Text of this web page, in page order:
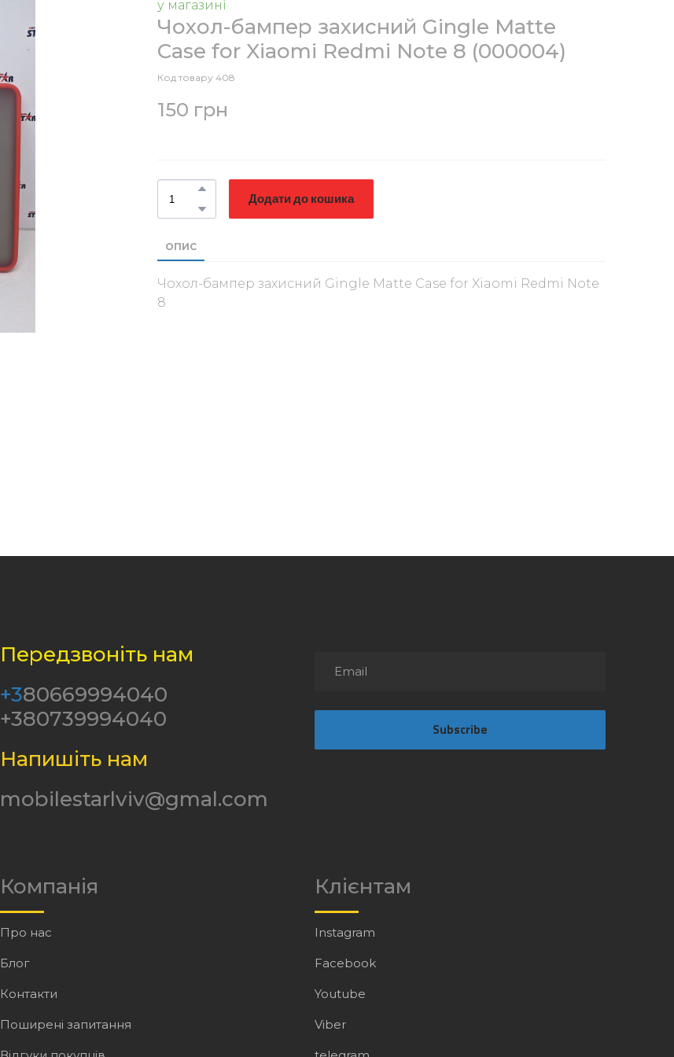
у магазині
Чохол-бампер захисний Gingle Matte
Case for Xiaomi Redmi Note 8 (000004)
Код товару 408
150 грн
Додати до кошика
ОПИС
Чохол-бампер захисний Gingle Matte Case for Xiaomi Redmi Note
8
Передзвоніть нам
+380669994040
+380739994040
Напишіть нам
mobilestarlviv@gmal.com
Subscribe
Компанія
Про нас
Блог
Контакти
Поширені запитання
Клієнтам
Instagram
Facebook
Youtube
Viber